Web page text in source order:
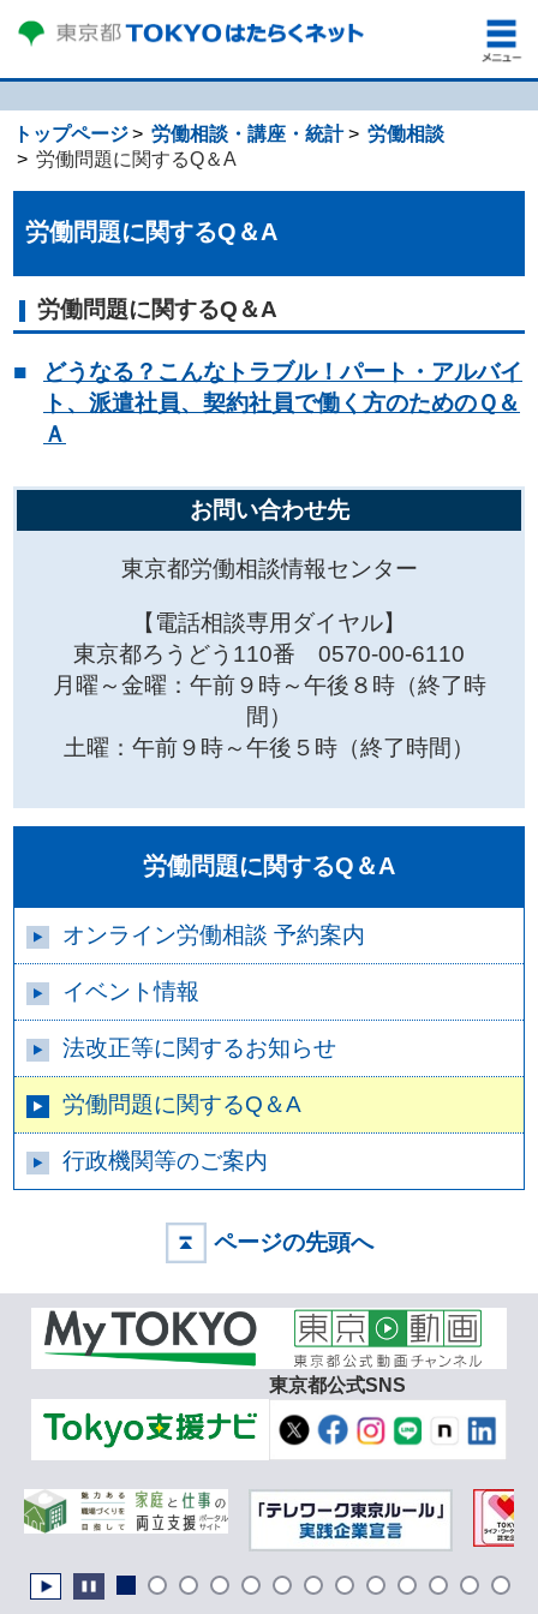
トップページ 労働相談・講座・統計
労働相談
労働問題に関するQ＆A
労働問題に関するQ＆A
労働問題に関するQ＆A
どうなる？こんなトラブル！パート・アルバイ
ト、派遣社員、契約社員で働く方のためのＱ＆
Ａ
お問い合わせ先
東京都労働相談情報センター
【電話相談専用ダイヤル】
東京都ろうどう110番 0570-00-6110
月曜～金曜：午前９時～午後８時（終了時
間）
土曜：午前９時～午後５時（終了時間）
労働問題に関するQ＆A
オンライン労働相談 予約案内
イベント情報
法改正等に関するお知らせ
労働問題に関するQ＆A
行政機関等のご案内
ページの先頭へ
東京都公式SNS